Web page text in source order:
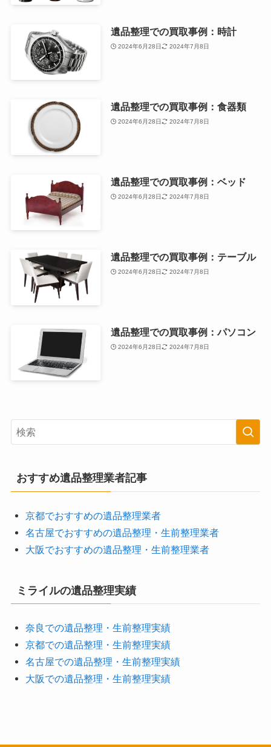
遺品整理での買取事例：時計
2024年6月28日 2024年7月8日
遺品整理での買取事例：食器類
2024年6月28日 2024年7月8日
遺品整理での買取事例：ベッド
2024年6月28日 2024年7月8日
遺品整理での買取事例：テーブル
2024年6月28日 2024年7月8日
遺品整理での買取事例：パソコン
2024年6月28日 2024年7月8日
おすすめ遺品整理業者記事
京都でおすすめの遺品整理業者
名古屋でおすすめの遺品整理・生前整理業者
大阪でおすすめの遺品整理・生前整理業者
ミライルの遺品整理実績
奈良での遺品整理・生前整理実績
京都での遺品整理・生前整理実績
名古屋での遺品整理・生前整理実績
大阪での遺品整理・生前整理実績